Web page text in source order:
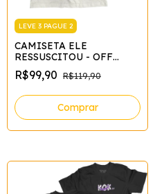
LEVE 3 PAGUE 2
CAMISETA ELE
RESSUSCITOU - OFF
WHITE - STREET
R$99,90 R$119,90
Comprar